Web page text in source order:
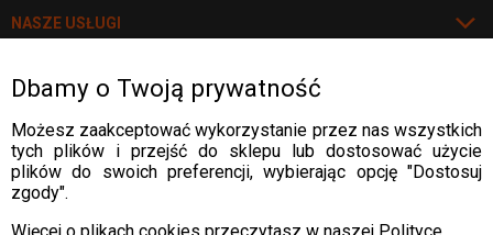
NASZE USŁUGI
POLECAMY
WARTO WIEDZIEĆ
Rozwiń
Dbamy o Twoją prywatność
Możesz zaakceptować wykorzystanie przez nas wszystkich
tych plików i przejść do sklepu lub dostosować użycie
plików do swoich preferencji, wybierając opcję "Dostosuj
zgody".